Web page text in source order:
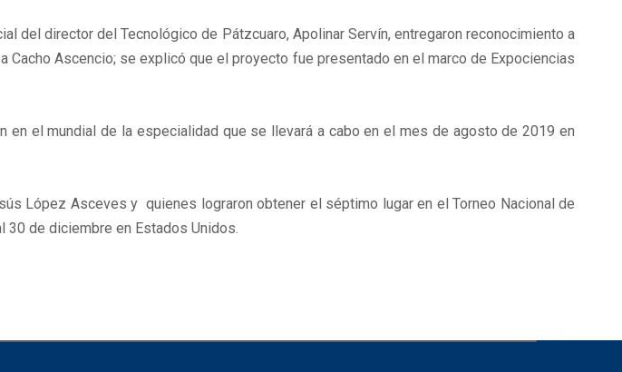
del director del Tecnológico de Pátzcuaro, Apolinar Servín, entregaron reconocimiento a
Cacho Ascencio; se explicó que el proyecto fue presentado en el marco de Expociencias
el mundial de la especialidad que se llevará a cabo en el mes de agosto de 2019 en
López Asceves y quienes lograron obtener el séptimo lugar en el Torneo Nacional de
30 de diciembre en Estados Unidos.